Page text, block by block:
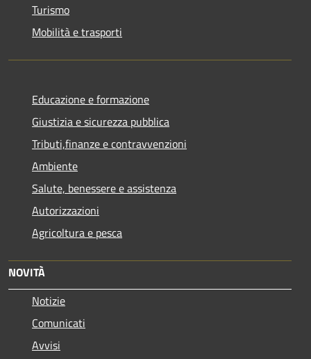
Turismo
Mobilità e trasporti
Educazione e formazione
Giustizia e sicurezza pubblica
Tributi,finanze e contravvenzioni
Ambiente
Salute, benessere e assistenza
Autorizzazioni
Agricoltura e pesca
NOVITÀ
Notizie
Comunicati
Avvisi